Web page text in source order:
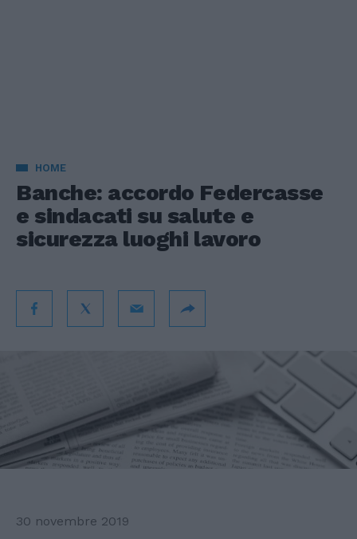
HOME
Banche: accordo Federcasse
e sindacati su salute e
sicurezza luoghi lavoro
30 novembre 2019